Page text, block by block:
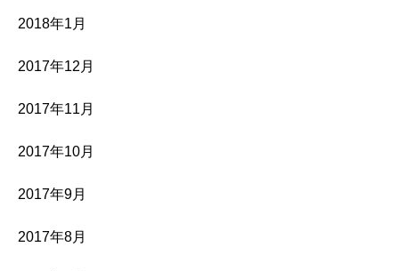
2018年1月
2017年12月
2017年11月
2017年10月
2017年9月
2017年8月